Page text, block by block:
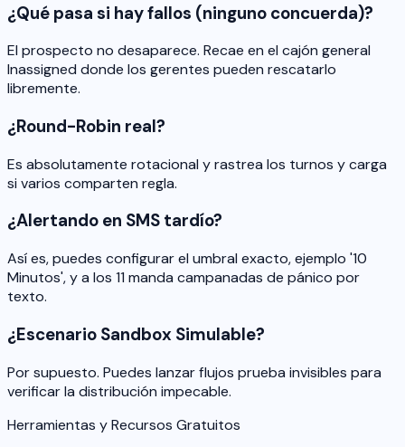
¿Qué pasa si hay fallos (ninguno concuerda)?
El prospecto no desaparece. Recae en el cajón general
Inassigned donde los gerentes pueden rescatarlo
libremente.
¿Round-Robin real?
Es absolutamente rotacional y rastrea los turnos y carga
si varios comparten regla.
¿Alertando en SMS tardío?
Así es, puedes configurar el umbral exacto, ejemplo '10
Minutos', y a los 11 manda campanadas de pánico por
texto.
¿Escenario Sandbox Simulable?
Por supuesto. Puedes lanzar flujos prueba invisibles para
verificar la distribución impecable.
Herramientas y Recursos Gratuitos